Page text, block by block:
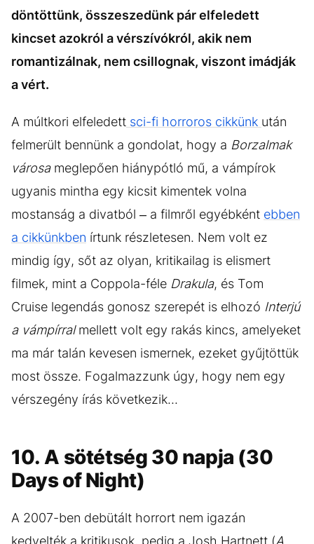
döntöttünk, összeszedünk pár elfeledett
kincset azokról a vérszívókról, akik nem
romantizálnak, nem csillognak, viszont imádják
a vért.
A múltkori elfeledett sci-fi horroros cikkünk után
felmerült bennünk a gondolat, hogy a Borzalmak
városameglepően hiánypótló mű, a vámpírok
ugyanis mintha egy kicsit kimentek volna
mostanság a divatból – a filmről egyébként ebben
a cikkünkben írtunk részletesen. Nem volt ez
mindig így, sőt az olyan, kritikailag is elismert
filmek, mint a Coppola-féle Drakula, és Tom
Cruise legendás gonosz szerepét is elhozó Interjú
a vámpírralmellett volt egy rakás kincs, amelyeket
ma már talán kevesen ismernek, ezeket gyűjtöttük
most össze. Fogalmazzunk úgy, hogy nem egy
vérszegény írás következik...
10. A sötétség 30 napja (30
Days of Night)
A 2007-ben debütált horrort nem igazán
kedvelték a kritikusok, pedig a Josh Hartnett (A